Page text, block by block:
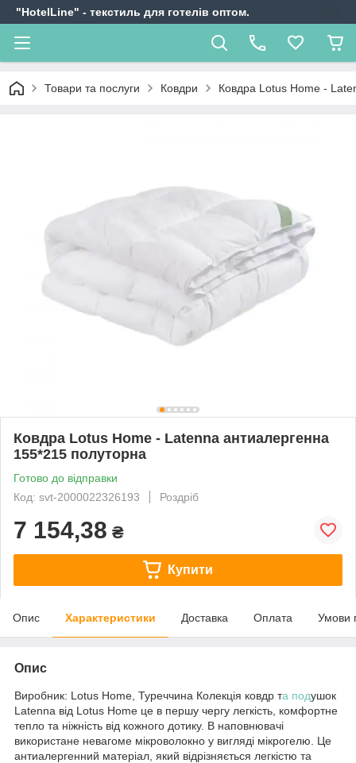
"HotelLine" - текстиль для готелів оптом.
Товари та послуги Ковдри Ковдра Lotus Home -
Ковдра Lotus Home - Latenna антиалергенна
155*215 полуторна
Готово до відправки
Код: svt-2000022326193
Роздріб
7 154,38 ₴
Купити
Опис Характеристики Доставка Оплата Умови
Опис
Виробник: Lotus Home, Туреччина Колекція ковдр та подушок
Latenna від Lotus Home це в першу чергу легкість, комфортне
тепло та ніжність від кожного дотику. В наповнювачі
використане невагоме мікроволокно у вигляді мікрогелю. Це
антиалергенний матеріал, який відрізняється легкістю та